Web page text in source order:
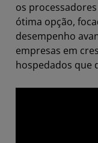
os
ótima opção,
desempenho
empresas em
hospedados que